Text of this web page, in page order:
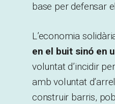
base per defensar
L’economia
en el buit sinó en
voluntat d’incidir
amb voluntat
construir barris,